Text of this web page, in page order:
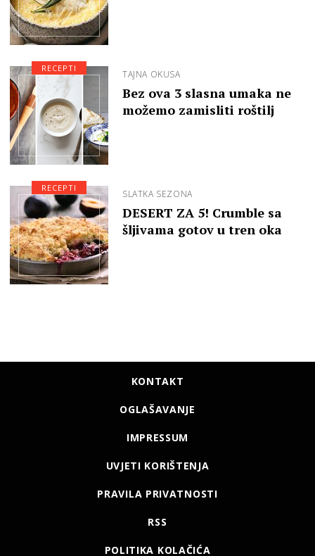
TAJNA OKUSA
Bez ova 3 slasna umaka ne
možemo zamisliti roštilj
RECEPTI
SLATKA SEZONA
DESERT ZA 5! Crumble sa
šljivama gotov u tren oka
RECEPTI
KONTAKT
OGLAŠAVANJE
IMPRESSUM
UVJETI KORIŠTENJA
PRAVILA PRIVATNOSTI
RSS
POLITIKA KOLAČIĆA